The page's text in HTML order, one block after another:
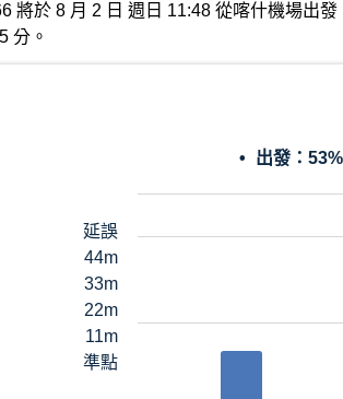
將於 8 月 2 日 週日 11:48 從喀什機場出
分。
出發：
延誤
44m
33m
22m
11m
準點